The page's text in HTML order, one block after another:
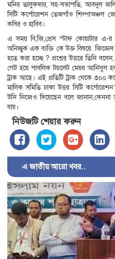
মনির তালুকদার, সহ-সভাপতি, আবদুল
সিটি কর্পোরেশন তেজগাঁও শিল্পাঅঞ্চল
কবির ও হাবিব।
এ সময় বি,জি,প্রেস স্টাফ কোয়াটার এ-র
অনিচ্ছুক এক ব্যক্তি কে উক্ত বিষয়ে
হতে করা হচ্ছে ? প্রশ্নের উত্তরে তিনি
গেট হয়ে পাবলিক টয়লেট মেয়র আনিসুল
ট্রাক আছে। এই প্রতিটি ট্রাক থেকে ৩০০
মালিক সমিতি ঢাকা উত্তর সিটি
উনি নিজেও দিয়েছেন বলে
যায়।
নিউজটি শেয়ার করুন
এ জাতীয় আরো খবর..